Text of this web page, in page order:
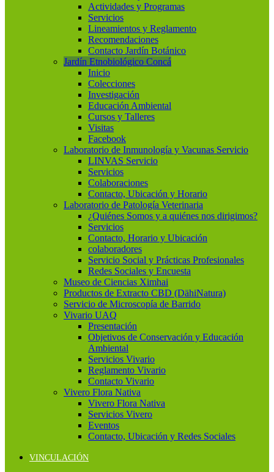
Actividades y Programas
Servicios
Lineamientos y Reglamento
Recomendaciones
Contacto Jardín Botánico
Jardín Etnobiológico Concá
Inicio
Colecciones
Investigación
Educación Ambiental
Cursos y Talleres
Visitas
Facebook
Laboratorio de Inmunología y Vacunas Servicio
LINVAS Servicio
Servicios
Colaboraciones
Contacto, Ubicación y Horario
Laboratorio de Patología Veterinaria
¿Quiénes Somos y a quiénes nos dirigimos?
Servicios
Contacto, Horario y Ubicación
colaboradores
Servicio Social y Prácticas Profesionales
Redes Sociales y Encuesta
Museo de Ciencias Ximhai
Productos de Extracto CBD (DähiNatura)
Servicio de Microscopía de Barrido
Vivario UAQ
Presentación
Objetivos de Conservación y Educación
Ambiental
Servicios Vivario
Reglamento Vivario
Contacto Vivario
Vivero Flora Nativa
Vivero Flora Nativa
Servicios Vivero
Eventos
Contacto, Ubicación y Redes Sociales
VINCULACIÓN